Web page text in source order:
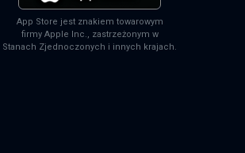
App Store jest znakiem towarowym
firmy Apple Inc., zastrzeżonym w
Stanach Zjednoczonych i innych krajach.